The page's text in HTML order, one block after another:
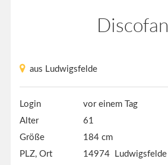
Discofan
aus Ludwigsfelde
Login
vor einem Tag
Alter
61
Größe
184 cm
PLZ, Ort
14974 Ludwigsfelde